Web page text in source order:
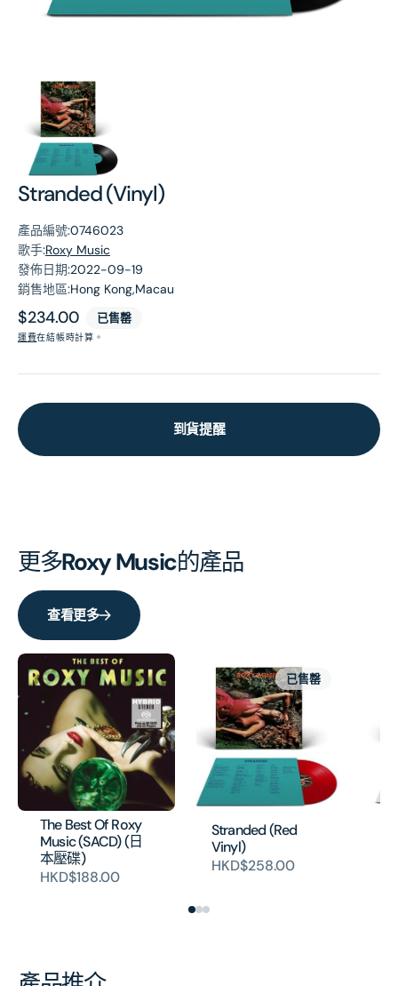
Stranded (Vinyl)
產品編號:0746023
歌手:Roxy Music
發佈日期:2022-09-19
銷售地區:Hong Kong,Macau
原
價
$234.00 已售罄
運費在結帳時計算。
到貨提醒
更多Roxy Music的產品
查看更多
The Best Of Roxy
Music (SACD) (日
本壓碟)
HKD$188.00
Stranded (Red
Vinyl)
HKD$258.00
已售罄